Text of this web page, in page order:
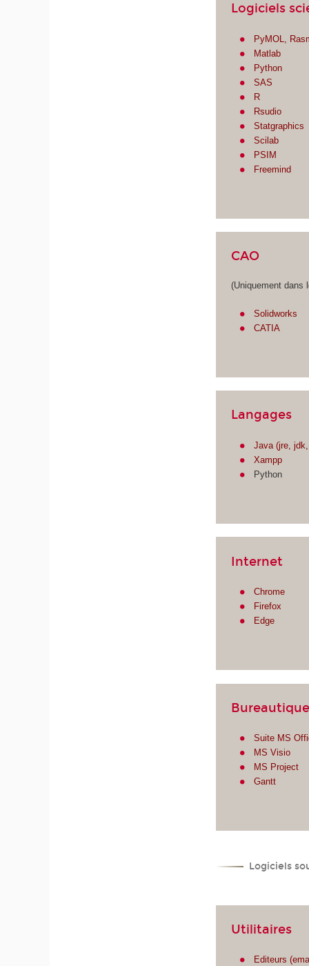
Logiciels
PyMOL,
Matlab
Python
SAS
R
Rsudio
Statgraphics
Scilab
PSIM
Freemind
CAO
(Uniquement dans
Solidworks
CATIA
Langages
Java (jre,
Xampp
Python
Internet
Chrome
Firefox
Edge
Bureautique
Suite MS
MS Visio
MS Project
Gantt
Logiciels
Utilitaires
Editeurs